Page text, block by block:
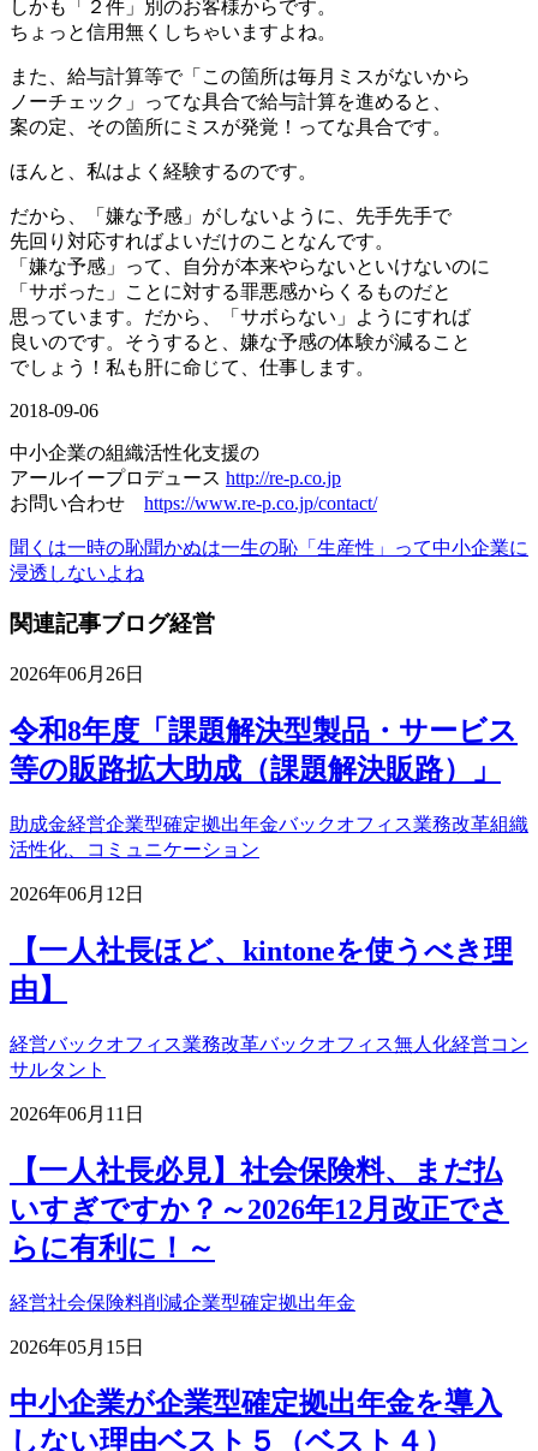
しかも「２件」別のお客様からです。
ちょっと信用無くしちゃいますよね。
また、給与計算等で「この箇所は毎月ミスがないから
ノーチェック」ってな具合で給与計算を進めると、
案の定、その箇所にミスが発覚！ってな具合です。
ほんと、私はよく経験するのです。
だから、「嫌な予感」がしないように、先手先手で
先回り対応すればよいだけのことなんです。
「嫌な予感」って、自分が本来やらないといけないのに
「サボった」ことに対する罪悪感からくるものだと
思っています。だから、「サボらない」ようにすれば
良いのです。そうすると、嫌な予感の体験が減ること
でしょう！私も肝に命じて、仕事します。
2018-09-06
中小企業の組織活性化支援の
アールイープロデュース http://re-p.co.jp
お問い合わせ https://www.re-p.co.jp/contact/
聞くは一時の恥聞かぬは一生の恥 「生産性」って中小企業に
浸透しないよね
関連記事ブログ経営
2026年06月26日
令和8年度「課題解決型製品・サービス
等の販路拡大助成（課題解決販路）」
助成金経営企業型確定拠出年金バックオフィス業務改革組織
活性化、コミュニケーション
2026年06月12日
【一人社長ほど、kintoneを使うべき理
由】
経営バックオフィス業務改革バックオフィス無人化経営コン
サルタント
2026年06月11日
【一人社長必見】社会保険料、まだ払
いすぎですか？～2026年12月改正でさ
らに有利に！～
経営社会保険料削減企業型確定拠出年金
2026年05月15日
中小企業が企業型確定拠出年金を導入
しない理由ベスト５（ベスト４）